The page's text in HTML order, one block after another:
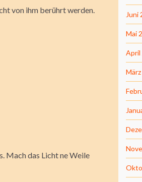
von ihm berührt werden.
Mach das Licht ne Weile
Juni
Mai
April